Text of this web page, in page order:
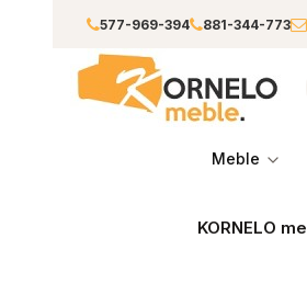
577-969-394 881-344-773
meble
KORNELO